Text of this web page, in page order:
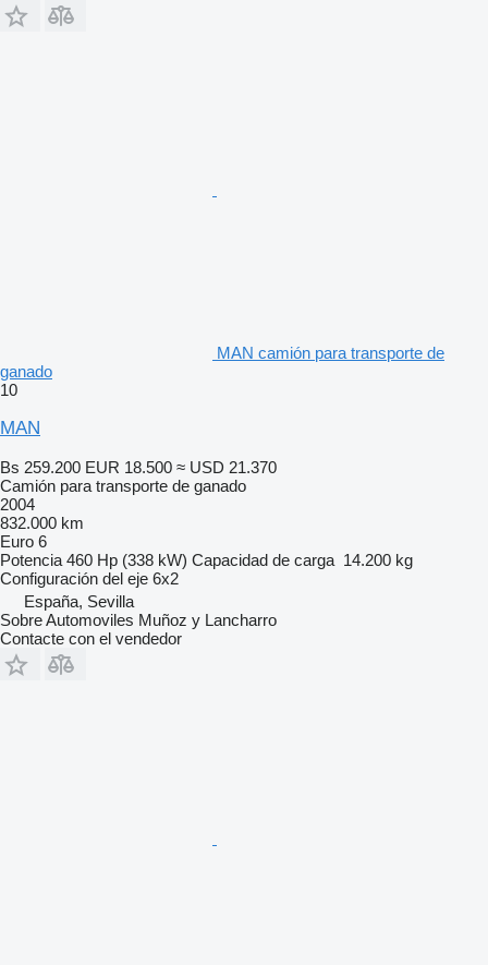
MAN camión para transporte de
ganado
10
MAN
Bs 259.200 EUR 18.500 ≈ USD 21.370
Camión para transporte de ganado
2004
832.000 km
Euro 6
Potencia 460 Hp (338 kW) Capacidad de carga 14.200 kg
Configuración del eje 6x2
España, Sevilla
Sobre Automoviles Muñoz y Lancharro
Contacte con el vendedor